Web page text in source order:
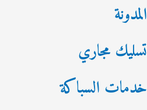
المدونة
تسليك مجاري
خدمات السباكة